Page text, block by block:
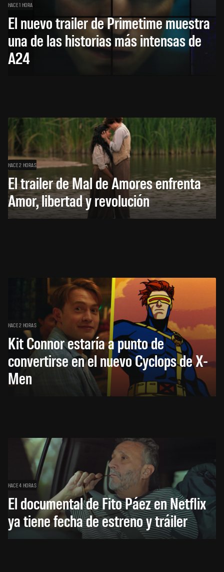
HACE 1 HORA
El nuevo trailer de Primetime muestra
una de las historias más intensas de
A24
HACE 2 HORAS
El trailer de Mal de Amores enfrenta
Amor, libertad y revolución
HACE 2 HORAS
Kit Connor estaría a punto de
convertirse en el nuevo Cyclops de X-
Men
HACE 4 HORAS
El documental de Fito Páez en Netflix
ya tiene fecha de estreno y tráiler